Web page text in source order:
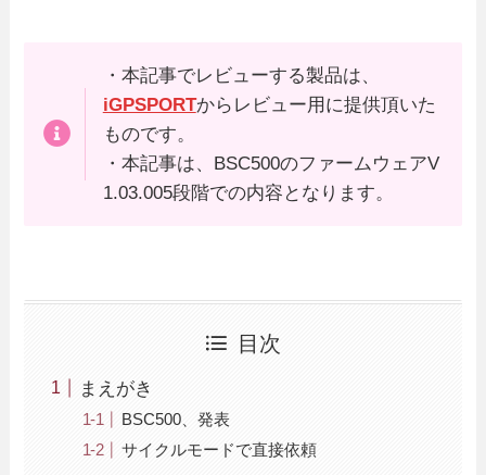
・本記事でレビューする製品は、
iGPSPORTからレビュー用に提供頂いた
ものです。
・本記事は、BSC500のファームウェアV
1.03.005段階での内容となります。
目次
まえがき
BSC500、発表
サイクルモードで直接依頼